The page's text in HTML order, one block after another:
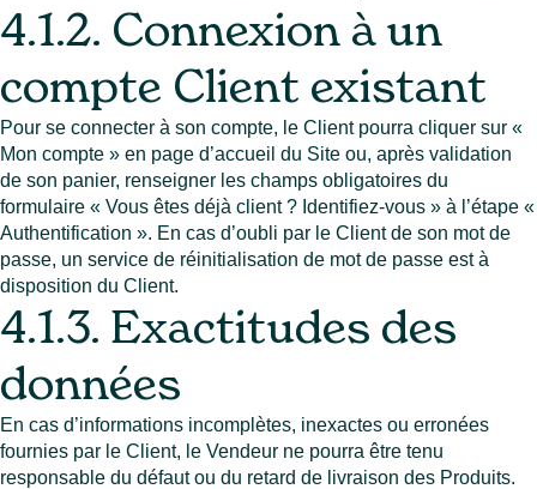
4.1.2. Connexion à un
compte Client existant
Pour se connecter à son compte, le Client pourra cliquer sur «
Mon compte » en page d’accueil du Site ou, après validation
de son panier, renseigner les champs obligatoires du
formulaire « Vous êtes déjà client ? Identifiez-vous » à l’étape «
Authentification ». En cas d’oubli par le Client de son mot de
passe, un service de réinitialisation de mot de passe est à
disposition du Client.
4.1.3. Exactitudes des
données
En cas d’informations incomplètes, inexactes ou erronées
fournies par le Client, le Vendeur ne pourra être tenu
responsable du défaut ou du retard de livraison des Produits.